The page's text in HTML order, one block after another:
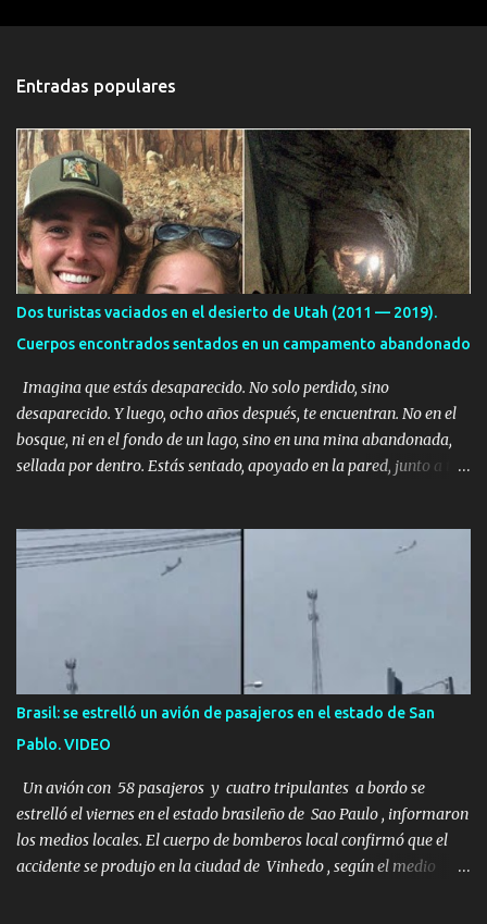
t
r
i
o
s
Entradas populares
Dos turistas vaciados en el desierto de Utah (2011 — 2019).
Cuerpos encontrados sentados en un campamento abandonado
Imagina que estás desaparecido. No solo perdido, sino
desaparecido. Y luego, ocho años después, te encuentran. No en el
bosque, ni en el fondo de un lago, sino en una mina abandonada,
sellada por dentro. Estás sentado, apoyado en la pared, junto a tu
una historia de monstruos de película. Esta es la historia real de
Sarah y Andrew. Es la historia de cómo un viaje de tres días al
desierto se convirtió en un misterio de ocho años, cuya respuesta
resultó ser más aterradora de lo que nadie podría haber
una pareja normal de Colorado. Ella tenía 26 años. Él, 28. No eran
aficionados a los deportes extremos ni expertos en supervivencia.
Eran simplemente dos personas que se amaban y querían pasar
un fin de semana lejos de la ciudad. Su plan era de lo más sencillo.
Tomar su viejo pero confiable auto, con...
Brasil: se estrelló un avión de pasajeros en el estado de San
Pablo. VIDEO
Un avión con 58 pasajeros y cuatro tripulantes a bordo se
estrelló el viernes en el estado brasileño de Sao Paulo , informaron
los medios locales. El cuerpo de bomberos local confirmó que el
accidente se produjo en la ciudad de Vinhedo , según el medio